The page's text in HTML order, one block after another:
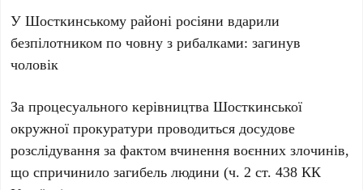
У Шосткинському районі росіяни вдарили
безпілотником по човну з рибалками: загинув
чоловік
За процесуального керівництва Шосткинської
окружної прокуратури проводиться досудове
розслідування за фактом вчинення воєнних злочинів,
що спричинило загибель людини (ч. 2 ст. 438 КК